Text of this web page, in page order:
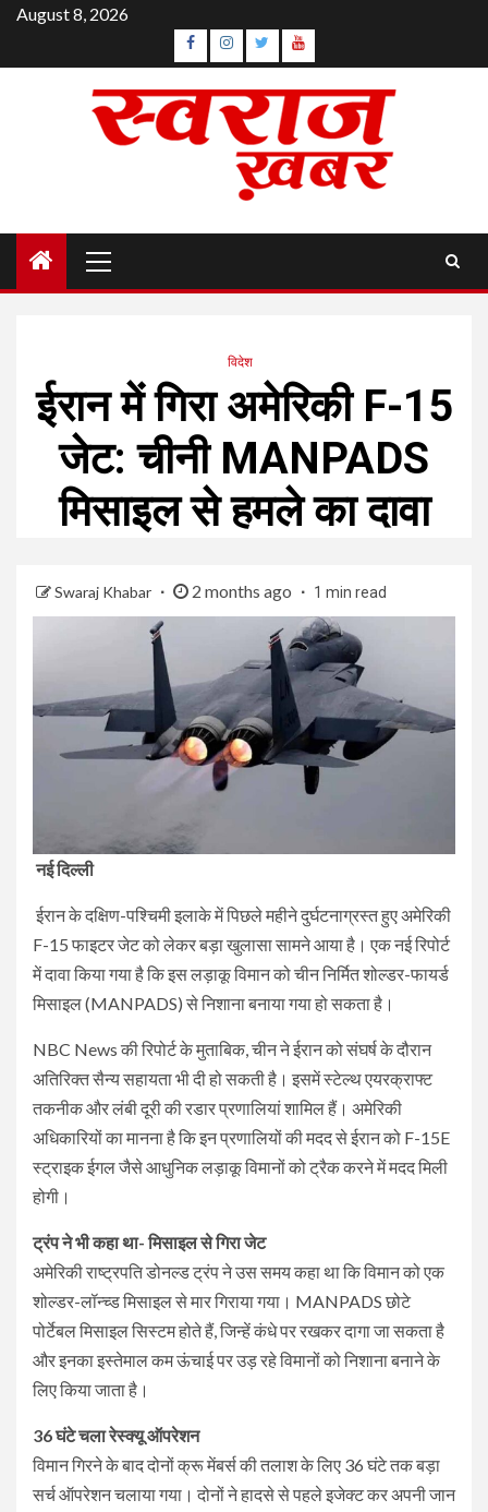
Skip
content
August 8, 2026
Facebook
Instagram
TwitterYouTube
Menu
विदेश
ईरान में गिरा अमेरिकी F-15
जेट: चीनी MANPADS
मिसाइल से हमले का दावा
Swaraj Khabar 2 months ago 1 min read
नई दिल्ली
ईरान के दक्षिण-पश्चिमी इलाके में पिछले महीने दुर्घटनाग्रस्त हुए अमेरिकी
F-15 फाइटर जेट को लेकर बड़ा खुलासा सामने आया है। एक नई रिपोर्ट
में दावा किया गया है कि इस लड़ाकू विमान को चीन निर्मित शोल्डर-फायर्ड
मिसाइल (MANPADS) से निशाना बनाया गया हो सकता है।
NBC News की रिपोर्ट के मुताबिक, चीन ने ईरान को संघर्ष के दौरान
अतिरिक्त सैन्य सहायता भी दी हो सकती है। इसमें स्टेल्थ एयरक्राफ्ट
तकनीक और लंबी दूरी की रडार प्रणालियां शामिल हैं। अमेरिकी
अधिकारियों का मानना है कि इन प्रणालियों की मदद से ईरान को F-15E
स्ट्राइक ईगल जैसे आधुनिक लड़ाकू विमानों को ट्रैक करने में मदद मिली
होगी।
ट्रंप ने भी कहा था- मिसाइल से गिरा जेट
अमेरिकी राष्ट्रपति डोनल्ड ट्रंप ने उस समय कहा था कि विमान को एक
शोल्डर-लॉन्च्ड मिसाइल से मार गिराया गया। MANPADS छोटे
पोर्टेबल मिसाइल सिस्टम होते हैं, जिन्हें कंधे पर रखकर दागा जा सकता है
और इनका इस्तेमाल कम ऊंचाई पर उड़ रहे विमानों को निशाना बनाने के
लिए किया जाता है।
36 घंटे चला रेस्क्यू ऑपरेशन
विमान गिरने के बाद दोनों क्रू मेंबर्स की तलाश के लिए 36 घंटे तक बड़ा
सर्च ऑपरेशन चलाया गया। दोनों ने हादसे से पहले इजेक्ट कर अपनी जान